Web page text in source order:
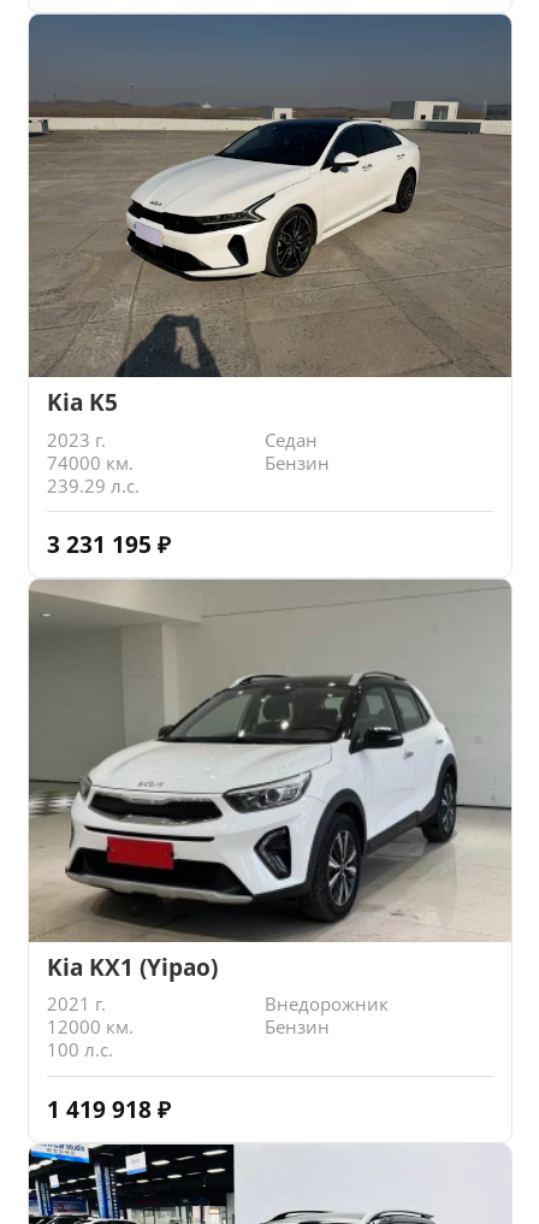
Kia K5
2023 г.
Седан
74000 км.
Бензин
239.29 л.с.
3 231 195 ₽
Kia KX1 (Yipao)
2021 г.
Внедорожник
12000 км.
Бензин
100 л.с.
1 419 918 ₽